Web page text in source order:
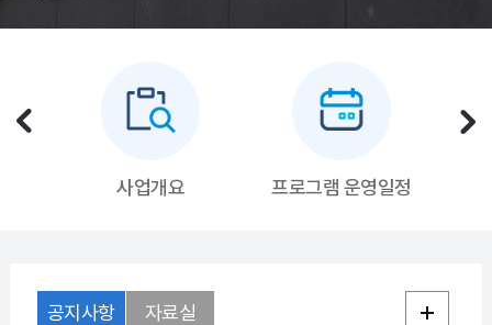
프로그램 운영일정 예산 집행률
공지사항 자료실